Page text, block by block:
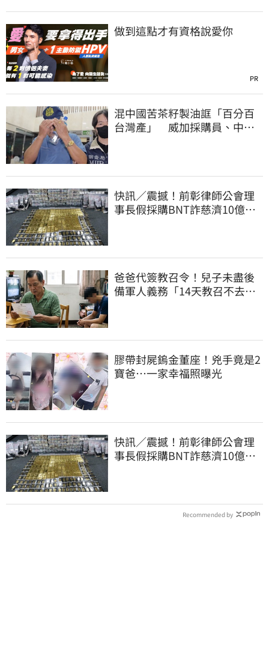
做到這點才有資格說愛你
PR
混中國苦茶籽製油誆「百分百
台灣產」 威加採購員、中間
快訊／震撼！前彰律師公會理
事長假採購BNT詐慈濟10億、
爸爸代簽教召令！兒子未盡後
備軍人義務「14天教召不去」
膠帶封屍鎢金董座！兇手竟是2
寶爸…一家幸福照曝光
快訊／震撼！前彰律師公會理
事長假採購BNT詐慈濟10億、
Recommended by